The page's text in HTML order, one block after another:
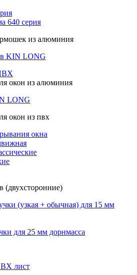
640 серия
из алюминия
KIN LONG
окон из алюминия
LONG
окон из пвх
окна
(двухсторонние)
(узкая + обычная) для 15 мм
для 25 мм дорнмасса
лист